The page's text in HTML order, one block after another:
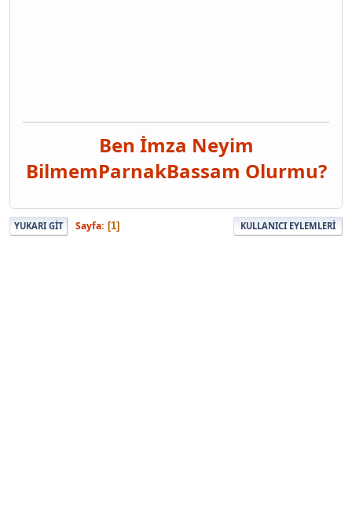
Ben İmza Neyim
BilmemParnakBassam Olurmu?
YUKARI GIT Sayfa 1 KULLANICI EYLEMLERI